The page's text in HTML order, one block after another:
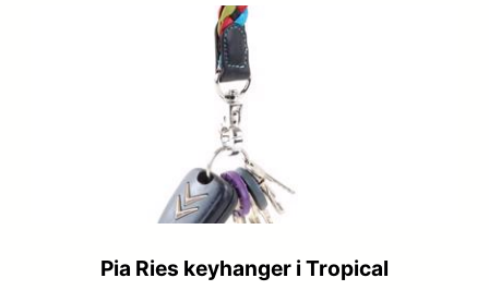
Pia Ries keyhanger i Tropical